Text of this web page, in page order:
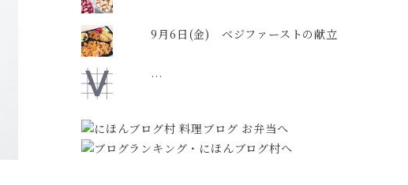
9月6日(金) ベジファーストの献立
…